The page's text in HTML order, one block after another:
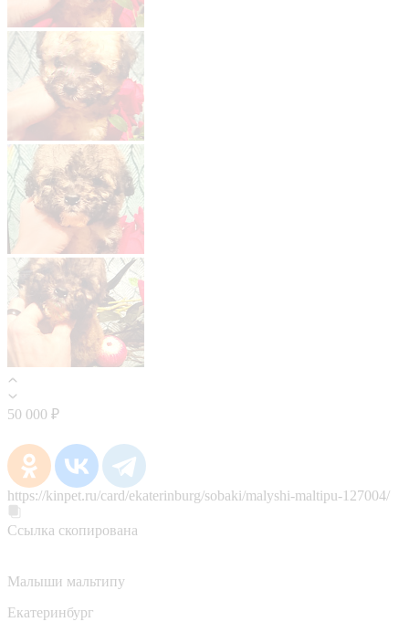
50 000 ₽
https://kinpet.ru/card/ekaterinburg/sobaki/malyshi-maltipu-127004/
Ссылка скопирована
Малыши мальтипу
Екатеринбург